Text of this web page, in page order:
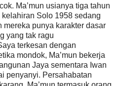
Ma’mun usianya tiga tahun
kelahiran Solo 1958 sedang
mereka punya karakter dasar
yang tak ragu
terkesan dengan
mondok, Ma’mun bekerja
Jaya sementara Iwan
penyanyi. Persahabatan